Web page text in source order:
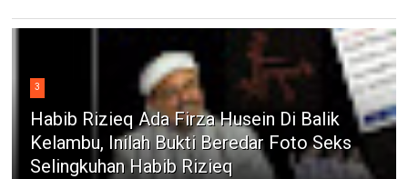
3
Habib Rizieq Ada Firza Husein Di Balik
Kelambu, Inilah Bukti Beredar Foto Seks
Selingkuhan Habib Rizieq